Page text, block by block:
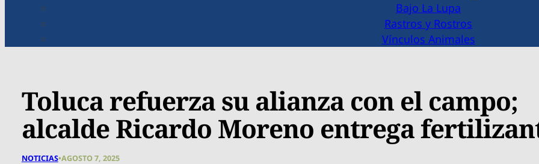
Bajo La Lupa
Rastros y Rostros
Vínculos Animales
Toluca refuerza su alianza con el campo;
alcalde Ricardo Moreno entrega
NOTICIAS•AGOSTO 7, 2025